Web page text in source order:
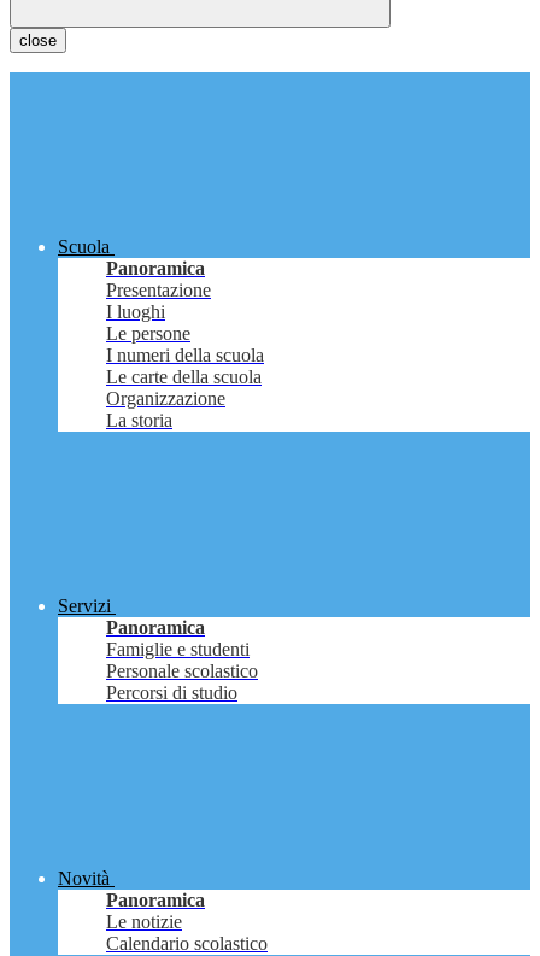
close
Scuola
Panoramica
Presentazione
I luoghi
Le persone
I numeri della scuola
Le carte della scuola
Organizzazione
La storia
Servizi
Panoramica
Famiglie e studenti
Personale scolastico
Percorsi di studio
Novità
Panoramica
Le notizie
Calendario scolastico